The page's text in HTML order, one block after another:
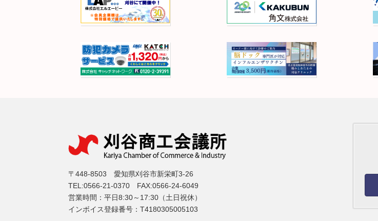
〒448-8503 愛知県刈谷市新栄町3-26
TEL:0566-21-0370 FAX:0566-24-6049
営業時間：平日8:30～17:30（土日祝休）
インボイス登録番号：T4180305005103